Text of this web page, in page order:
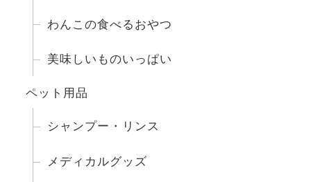
わんこの食べるおやつ
美味しいものいっぱい
ペット用品
シャンプー・リンス
メディカルグッズ